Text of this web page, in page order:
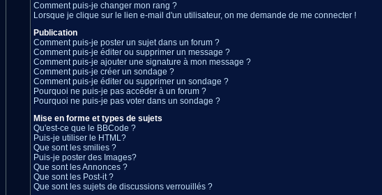
Comment puis-je changer mon rang ?
Lorsque je clique sur le lien e-mail d'un utilisateur, on me demande de me connecter !
Publication
Comment puis-je poster un sujet dans un forum ?
Comment puis-je éditer ou supprimer un message ?
Comment puis-je ajouter une signature à mon message ?
Comment puis-je créer un sondage ?
Comment puis-je éditer ou supprimer un sondage ?
Pourquoi ne puis-je pas accéder à un forum ?
Pourquoi ne puis-je pas voter dans un sondage ?
Mise en forme et types de sujets
Qu'est-ce que le BBCode ?
Puis-je utiliser le HTML?
Que sont les smilies ?
Puis-je poster des Images?
Que sont les Annonces ?
Que sont les Post-it ?
Que sont les sujets de discussions verrouillés ?